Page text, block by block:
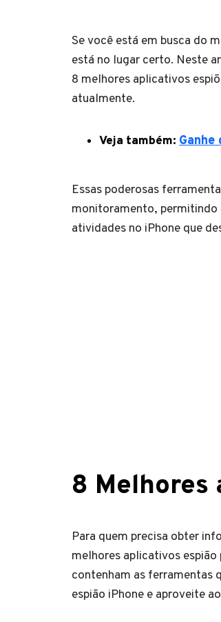
Se você está em busca do
está no lugar certo. Neste
8 melhores aplicativos
atualmente.
Veja também:
Essas poderosas
monitoramento, permitindo
atividades no iPhone que
8 Melhores
Para quem precisa obter
melhores aplicativos espião
contenham as ferramentas
espião iPhone e aproveite